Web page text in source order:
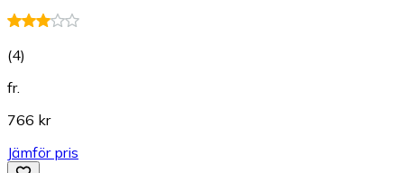
(4)
fr.
766 kr
Jämför pris